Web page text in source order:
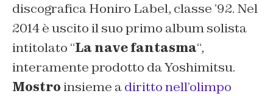
discografica Honiro Label, classe ’92. Nel
2014 è uscito il suo primo album solista
intitolato “La nave fantasma“,
interamente prodotto da Yoshimitsu.
Mostroinsieme adiritto nell’olimpo